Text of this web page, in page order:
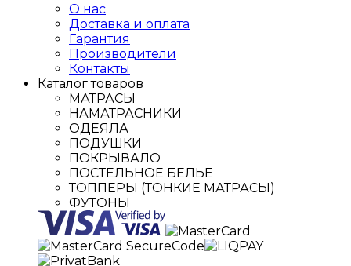
О нас
Доставка и оплата
Гарантия
Производители
Контакты
Каталог товаров
МАТРАСЫ
НАМАТРАСНИКИ
ОДЕЯЛА
ПОДУШКИ
ПОКРЫВАЛО
ПОСТЕЛЬНОЕ БЕЛЬЕ
ТОППЕРЫ (ТОНКИЕ МАТРАСЫ)
ФУТОНЫ